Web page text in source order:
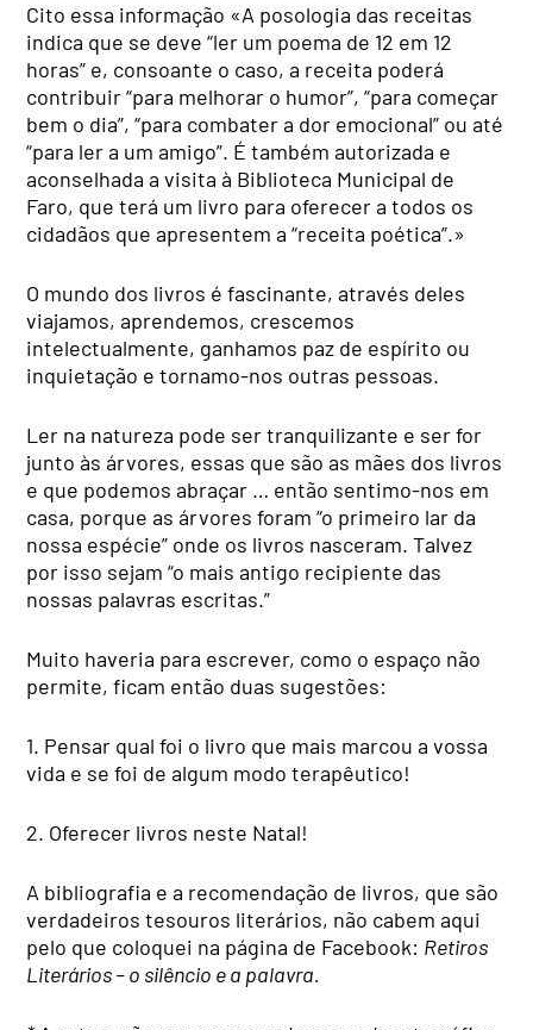
Cito essa informação «A posologia das receitas
indica que se deve “ler um poema de 12 em 12
horas” e, consoante o caso, a receita poderá
contribuir “para melhorar o humor”, “para começar
bem o dia”, “para combater a dor emocional” ou até
“para ler a um amigo”. É também autorizada e
aconselhada a visita à Biblioteca Municipal de
Faro, que terá um livro para oferecer a todos os
cidadãos que apresentem a “receita poética”.»
O mundo dos livros é fascinante, através deles
viajamos, aprendemos, crescemos
intelectualmente, ganhamos paz de espírito ou
inquietação e tornamo-nos outras pessoas.
Ler na natureza pode ser tranquilizante e ser for
junto às árvores, essas que são as mães dos livros
e que podemos abraçar … então sentimo-nos em
casa, porque as árvores foram “o primeiro lar da
nossa espécie” onde os livros nasceram. Talvez
por isso sejam “o mais antigo recipiente das
nossas palavras escritas.”
Muito haveria para escrever, como o espaço não
permite, ficam então duas sugestões:
1. Pensar qual foi o livro que mais marcou a vossa
vida e se foi de algum modo terapêutico!
2. Oferecer livros neste Natal!
A bibliografia e a recomendação de livros, que são
verdadeiros tesouros literários, não cabem aqui
pelo que coloquei na página de Facebook: Retiros
Literários – o silêncio e a palavra.